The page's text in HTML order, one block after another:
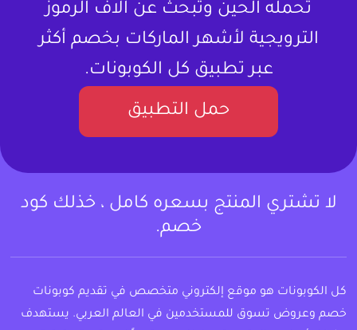
تحمله الحين وتبحث عن آلاف الرموز
الترويجية لأشهر الماركات بخصم أكثر
عبر تطبيق كل الكوبونات.
حمل التطبيق
لا تشتري المنتج بسعره كامل ، خذلك كود
خصم.
كل الكوبونات هو موقع إلكتروني متخصص في تقديم كوبونات
خصم وعروض تسوق للمستخدمين في العالم العربي. يستهدف